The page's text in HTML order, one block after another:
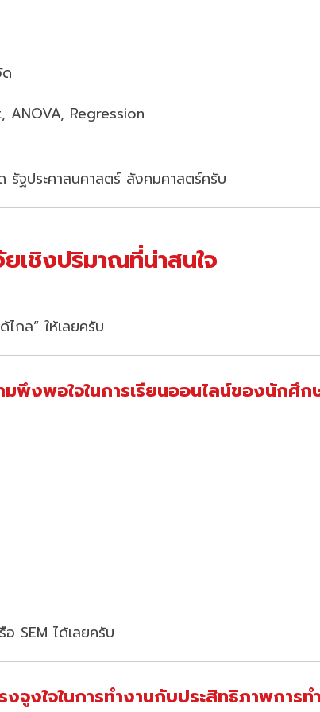
ANOVA, Regression
รัฐประศาสนศาสตร์ สังคมศาสตร์ครับ
เชิงปริมาณที่น่าสนใจ
กล” ให้เลยครับ
พึงพอใจในการเรียนออนไลน์ของนักศึก
SEM ได้เลยครับ
จูงใจในการทำงานกับประสิทธิภาพการ